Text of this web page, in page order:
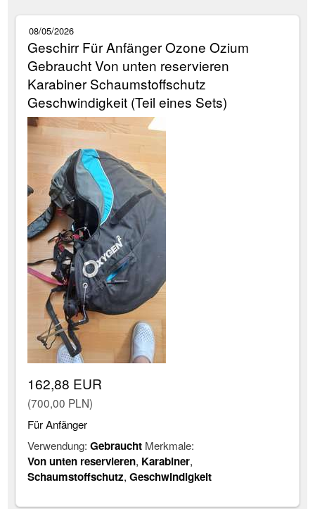
08/05/2026
Geschirr Für Anfänger Ozone Ozium
Gebraucht Von unten reservieren
Karabiner Schaumstoffschutz
Geschwindigkeit (Teil eines Sets)
162,88 EUR
(700,00 PLN)
Für Anfänger
Verwendung:Gebraucht Merkmale:
Von unten reservieren, Karabiner,
Schaumstoffschutz,Geschwindigkeit